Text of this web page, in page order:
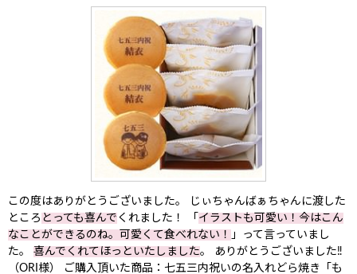
この度はありがとうございました。 じぃちゃんばぁちゃんに渡した
ところ とっても喜んで くれました！ 「 イラストも可愛い！今はこん
なことができるのね。可愛くて食べれない！
」って言っていまし
た。 喜んでくれてほっといたしました。 ありがとうございました‼︎
（ORI様） ご購入頂いた商品：七五三内祝いの名入れどら焼き「も